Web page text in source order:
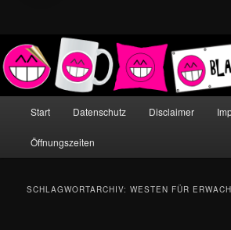
Start Datenschutz Disclaimer
Öffnungszeiten
SCHLAGWORTARCHIV:WESTEN FÜR